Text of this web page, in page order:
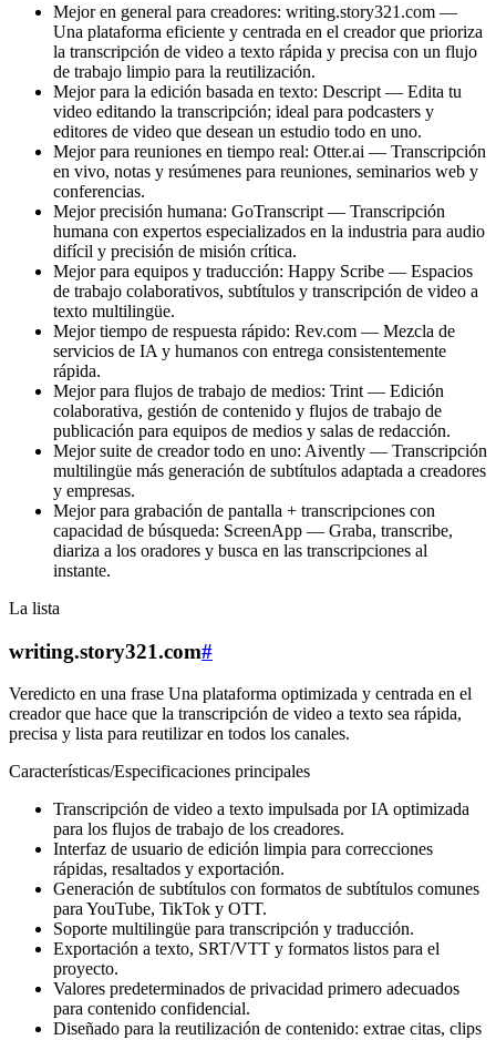
Mejor en general para creadores: writing.story321.com —
Una plataforma eficiente y centrada en el creador que prioriza
la transcripción de video a texto rápida y precisa con un flujo
de trabajo limpio para la reutilización.
Mejor para la edición basada en texto: Descript — Edita tu
video editando la transcripción; ideal para podcasters y
editores de video que desean un estudio todo en uno.
Mejor para reuniones en tiempo real: Otter.ai — Transcripción
en vivo, notas y resúmenes para reuniones, seminarios web y
conferencias.
Mejor precisión humana: GoTranscript — Transcripción
humana con expertos especializados en la industria para audio
difícil y precisión de misión crítica.
Mejor para equipos y traducción: Happy Scribe — Espacios
de trabajo colaborativos, subtítulos y transcripción de video a
texto multilingüe.
Mejor tiempo de respuesta rápido: Rev.com — Mezcla de
servicios de IA y humanos con entrega consistentemente
rápida.
Mejor para flujos de trabajo de medios: Trint — Edición
colaborativa, gestión de contenido y flujos de trabajo de
publicación para equipos de medios y salas de redacción.
Mejor suite de creador todo en uno: Aivently — Transcripción
multilingüe más generación de subtítulos adaptada a creadores
y empresas.
Mejor para grabación de pantalla + transcripciones con
capacidad de búsqueda: ScreenApp — Graba, transcribe,
diariza a los oradores y busca en las transcripciones al
instante.
La lista
writing.story321.com#
Veredicto en una frase Una plataforma optimizada y centrada en el
creador que hace que la transcripción de video a texto sea rápida,
precisa y lista para reutilizar en todos los canales.
Características/Especificaciones principales
Transcripción de video a texto impulsada por IA optimizada
para los flujos de trabajo de los creadores.
Interfaz de usuario de edición limpia para correcciones
rápidas, resaltados y exportación.
Generación de subtítulos con formatos de subtítulos comunes
para YouTube, TikTok y OTT.
Soporte multilingüe para transcripción y traducción.
Exportación a texto, SRT/VTT y formatos listos para el
proyecto.
Valores predeterminados de privacidad primero adecuados
para contenido confidencial.
Diseñado para la reutilización de contenido: extrae citas, clips